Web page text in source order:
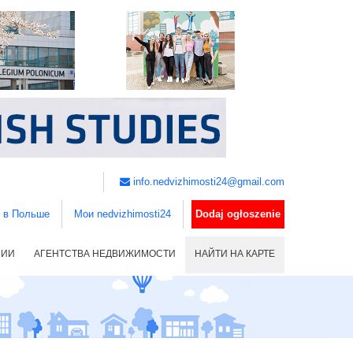
info.nedvizhimosti24@gmail.com
в Польше Мои nedvizhimosti24 Dodaj ogłoszenie
АГЕНТСТВА НЕДВИЖИМОСТИ НАЙТИ НА КАРТЕ